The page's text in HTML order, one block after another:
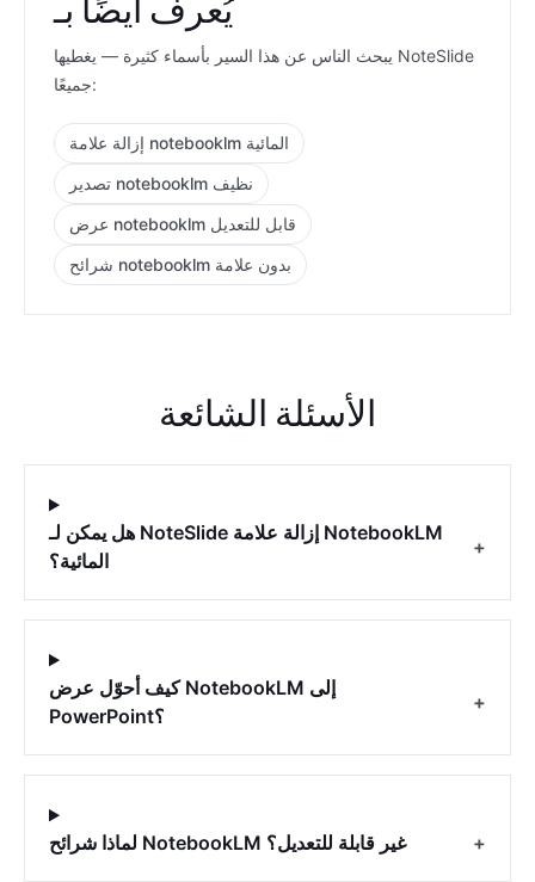
يُعرف أيضًا بـ
يبحث الناس عن هذا السير بأسماء كثيرة — يغطيها NoteSlide
جميعًا:
إزالة علامة notebooklm المائية
تصدير notebooklm نظيف
عرض notebooklm قابل للتعديل
شرائح notebooklm بدون علامة
الأسئلة الشائعة
هل يمكن لـ NoteSlide إزالة علامة NotebookLM
المائية؟
+
كيف أحوّل عرض NotebookLM إلى
PowerPoint؟
+
لماذا شرائح NotebookLM غير قابلة للتعديل؟ +